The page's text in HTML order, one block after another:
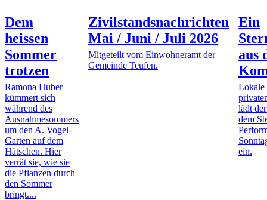
Dem
heissen
Sommer
trotzen
Ramona Huber
kümmert sich
während des
Ausnahmesommers
um den A. Vogel-
Garten auf dem
Hätschen. Hier
verrät sie, wie sie
die Pflanzen durch
den Sommer
bringt....
Zivilstandsnachrichten
Mai / Juni / Juli 2026
Mitgeteilt vom Einwohneramt der
Gemeinde Teufen.
Ein
aus
Lokale
lädt
dem
ein.